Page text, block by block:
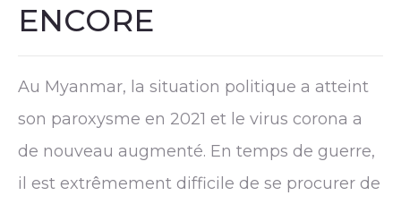
ENCORE
Au Myanmar, la situation politique a atteint
son paroxysme en 2021 et le virus corona a
de nouveau augmenté. En temps de guerre,
il est extrêmement difficile de se procurer de